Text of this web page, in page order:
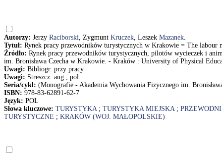
Autorzy: Jerzy Raciborski, Zygmunt Kruczek, Leszek Mazanek.
Tytuł: Rynek pracy przewodników turystycznych w Krakowie = The
Źródło: Rynek pracy przewodników turystycznych, pilotów wycieczek i
im. Bronisława Czecha w Krakowie. - Kraków : University of Physical
Uwagi: Bibliogr. przy pracy
Uwagi: Streszcz. ang., pol.
Seria/cykl: (Monografie - Akademia Wychowania Fizycznego im.
ISBN: 978-83-62891-62-7
Język: POL
Słowa kluczowe: TURYSTYKA; TURYSTYKA MIEJSKA;
TURYSTYCZNE ; KRAKÓW (WOJ. MAŁOPOLSKIE)